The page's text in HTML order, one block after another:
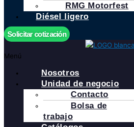
RMG Motorfest
Diésel ligero
Solicitar cotización
Menú
Nosotros
Unidad de negocio
Contacto
Bolsa de
trabajo